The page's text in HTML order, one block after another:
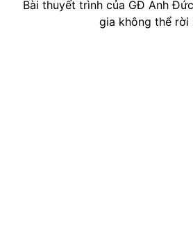
Bài thuyết trình của GĐ Anh
gia không thể rời